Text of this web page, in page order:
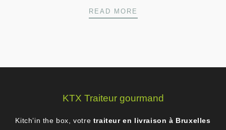
READ MORE
KTX Traiteur gourmand
Kitch’in the box, votre traiteur en livraison à Bruxelles